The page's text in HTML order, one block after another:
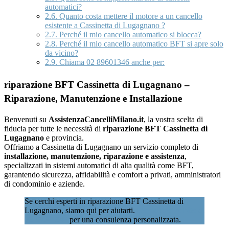
automatici?
2.6. Quanto costa mettere il motore a un cancello
esistente a Cassinetta di Lugagnano ?
2.7. Perché il mio cancello automatico si blocca?
2.8. Perché il mio cancello automatico BFT si apre solo
da vicino?
2.9. Chiama 02 89601346 anche per:
riparazione BFT Cassinetta di Lugagnano –
Riparazione, Manutenzione e Installazione
Benvenuti su AssistenzaCancelliMilano.it, la vostra scelta di
fiducia per tutte le necessità di riparazione BFT Cassinetta di
Lugagnano e provincia.
Offriamo a Cassinetta di Lugagnano un servizio completo di
installazione, manutenzione, riparazione e assistenza,
specializzati in sistemi automatici di alta qualità come BFT,
garantendo sicurezza, affidabilità e comfort a privati, amministratori
di condominio e aziende.
Se cerchi esperti in riparazione BFT Cassinetta di
Lugagnano, siamo qui per aiutarti.
per una consulenza personalizzata.